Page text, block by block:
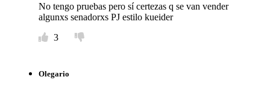
No tengo pruebas pero sí certezas q se van vender
algunxs senadorxs PJ estilo kueider
3
Olegario